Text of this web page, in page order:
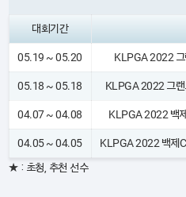
대회기간
05.19 ~ 05.20 KLPGA 2022 그
05.18 ~ 05.18 KLPGA 2022 그랜
04.07 ~ 04.08 KLPGA 2022 백
04.05 ~ 04.05 KLPGA 2022 백제
★ : 초청, 추천 선수